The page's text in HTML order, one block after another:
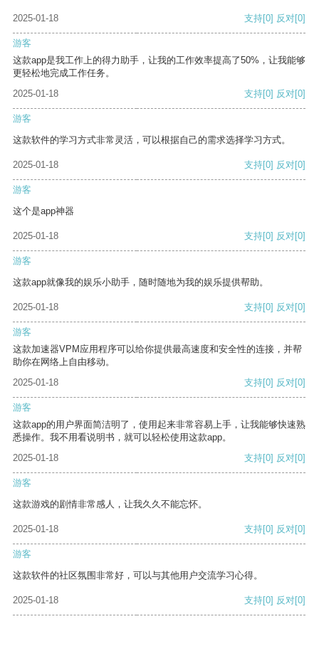
2025-01-18 支持[0] 反对[0]
游客
这款app是我工作上的得力助手，让我的工作效率提高了50%，让我能够
更轻松地完成工作任务。
2025-01-18
支持[0] 反对[0]
游客
这款软件的学习方式非常灵活，可以根据自己的需求选择学习方式。
2025-01-18 支持[0] 反对[0]
游客
这个是app神器
2025-01-18 支持[0] 反对[0]
游客
这款app就像我的娱乐小助手，随时随地为我的娱乐提供帮助。
2025-01-18 支持[0] 反对[0]
游客
这款加速器VPM应用程序可以给你提供最高速度和安全性的连接，并帮
助你在网络上自由移动。
2025-01-18
支持[0] 反对[0]
游客
这款app的用户界面简洁明了，使用起来非常容易上手，让我能够快速熟
悉操作。我不用看说明书，就可以轻松使用这款app。
2025-01-18
支持[0] 反对[0]
游客
这款游戏的剧情非常感人，让我久久不能忘怀。
2025-01-18 支持[0] 反对[0]
游客
这款软件的社区氛围非常好，可以与其他用户交流学习心得。
2025-01-18 支持[0] 反对[0]